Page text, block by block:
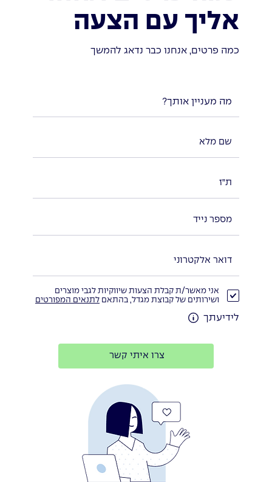
אליך עם הצעה
כמה פרטים, אנחנו כבר נדאג להמשך
מה מעניין אותך?
אני מאשר/ת קבלת הצעות שיווקיות לגבי מוצרים
ושירותים של קבוצת מגדל, בהתאם לתנאים המפורטים
לידיעתך
צרו איתי קשר